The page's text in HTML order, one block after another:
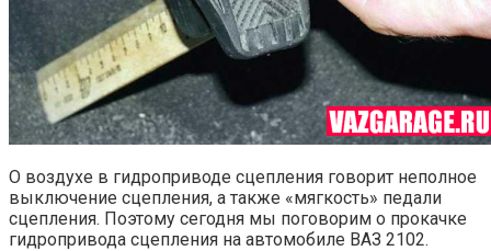
О воздухе в гидроприводе сцепления говорит неполное
выключение сцепления, а также «мягкость» педали
сцепления. Поэтому сегодня мы поговорим о прокачке
гидропривода сцепления на автомобиле ВАЗ 2102.